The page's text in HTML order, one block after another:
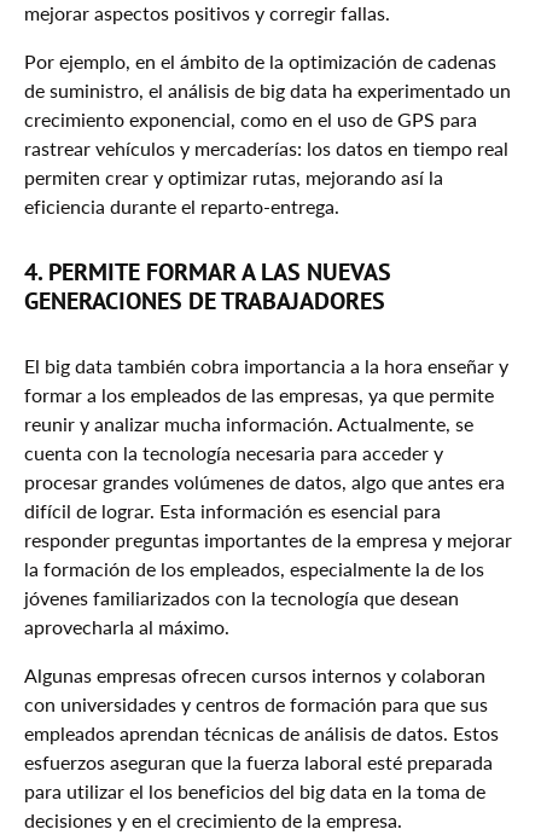
mejorar aspectos positivos y corregir fallas.
Por ejemplo, en el ámbito de la optimización de cadenas
de suministro, el análisis de big data ha experimentado un
crecimiento exponencial, como en el uso de GPS para
rastrear vehículos y mercaderías: los datos en tiempo real
permiten crear y optimizar rutas, mejorando así la
eficiencia durante el reparto-entrega.
4. PERMITE FORMAR A LAS NUEVAS
GENERACIONES DE TRABAJADORES
El big data también cobra importancia a la hora enseñar y
formar a los empleados de las empresas, ya que permite
reunir y analizar mucha información. Actualmente, se
cuenta con la tecnología necesaria para acceder y
procesar grandes volúmenes de datos, algo que antes era
difícil de lograr. Esta información es esencial para
responder preguntas importantes de la empresa y mejorar
la formación de los empleados, especialmente la de los
jóvenes familiarizados con la tecnología que desean
aprovecharla al máximo.
Algunas empresas ofrecen cursos internos y colaboran
con universidades y centros de formación para que sus
empleados aprendan técnicas de análisis de datos. Estos
esfuerzos aseguran que la fuerza laboral esté preparada
para utilizar el los beneficios del big data en la toma de
decisiones y en el crecimiento de la empresa.